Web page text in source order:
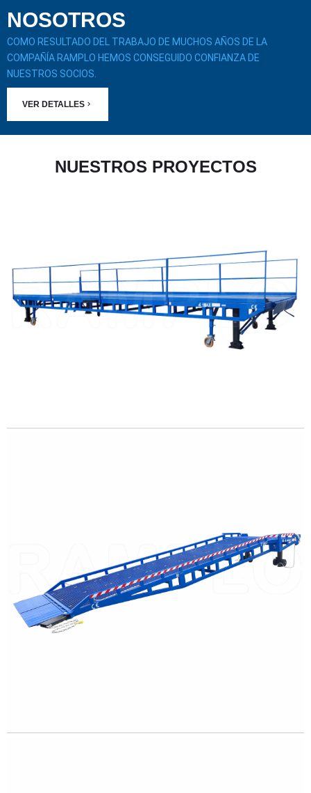
NOSOTROS
COMO RESULTADO DEL TRABAJO DE MUCHOS AÑOS DE LA
COMPAÑÍA RAMPLO HEMOS CONSEGUIDO CONFIANZA DE
NUESTROS SOCIOS.
VER DETALLES
NUESTROS PROYECTOS